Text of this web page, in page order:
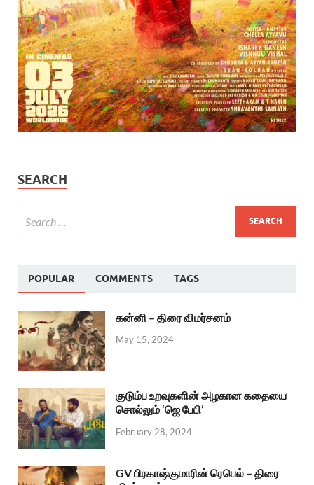
SEARCH
POPULAR COMMENTS TAGS
கன்னி – திரை விமர்சனம்
May 15, 2024
குடும்ப உறவுகளின் அழகான கதையை
சொல்லும் ‘ஜெ பேபி’
February 28, 2024
GV பிரகாஷ்குமாரின் ரெபெல் – திரை